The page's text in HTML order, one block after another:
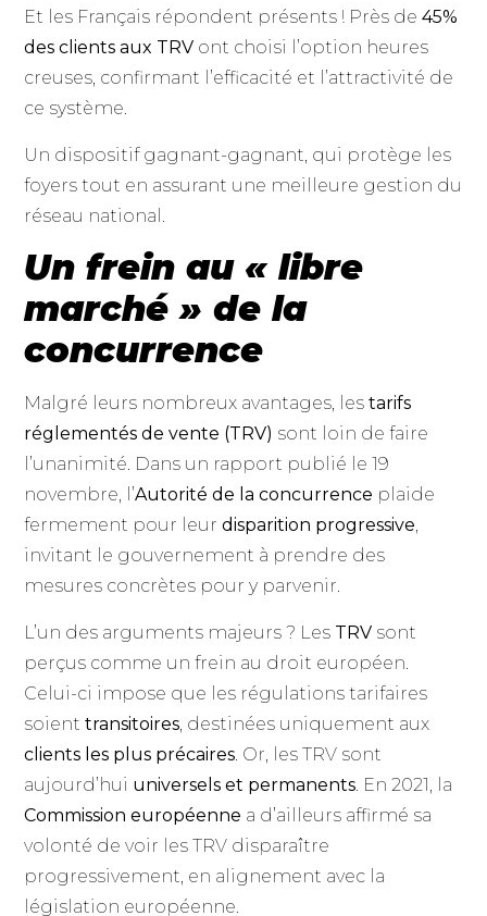
Et les Français répondent présents ! Près de45%
des clients aux TRV ont choisi l’option heures
creuses, confirmant l’efficacité et l’attractivité de
ce système.
Un dispositif gagnant-gagnant, qui protège les
foyers tout en assurant une meilleure gestion du
réseau national.
Un frein au « libre
marché » de la
concurrence
Malgré leurs nombreux avantages, lestarifs
réglementés de vente (TRV) sont loin de faire
l’unanimité. Dans un rapport publié le 19
novembre, l’Autorité de la concurrence plaide
fermement pour leurdisparition progressive,
invitant le gouvernement à prendre des
mesures concrètes pour y parvenir.
L’un des arguments majeurs ? Les TRV sont
perçus comme un frein au droit européen.
Celui-ci impose que les régulations tarifaires
soienttransitoires , destinées uniquement aux
clients les plus précaires . Or, les TRV sont
aujourd’hui universels et permanents . En 2021, la
Commission européenne a d’ailleurs affirmé sa
volonté de voir les TRV disparaître
progressivement, en alignement avec la
législation européenne.